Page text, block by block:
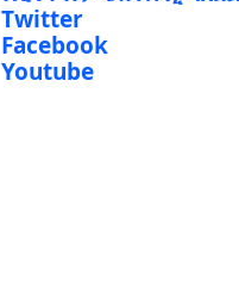
Twitter
Facebook
Youtube